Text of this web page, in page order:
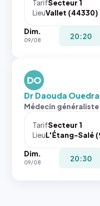
navigateur
pas la
place, et
les trois
dernières
images de
l'annuaire
dans ce
cas. #}
TarifSecteur 1
LieuVallet (44330)
Dim.
09/08 20:20
DO
Dr Daouda
Médecin généraliste
TarifSecteur 1
LieuL'Étang-Salé
Dim.
09/08 20:30